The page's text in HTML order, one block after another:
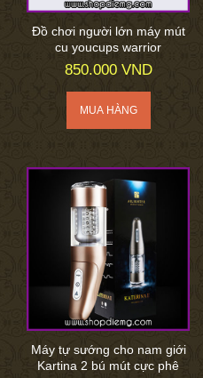
Đồ chơi người lớn máy mút
cu youcups warrior
850.000 VND
Máy tự sướng cho nam giới
Kartina 2 bú mút cực phê